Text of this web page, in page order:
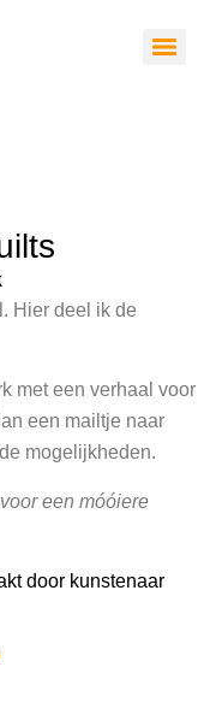
Hier deel ik de
met een verhaal voor
een mailtje naar
mogelijkheden.
een móóiere